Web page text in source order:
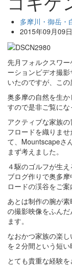
多摩川・御岳・
2015年09月09日
先月フォルクスワ
ーションビデオ撮
いたのですが、この
奥多摩の自然を生
すので是非ご覧にな
アクティブな家族
フロードを織りま
て、Mountscapeさ
まず考えました。
４駆のゴルフが生
ブログ作りで奥多
ロードの渓谷をご案
あとは制作の腕が
の撮影映像をふん
ます。
なおかつ家族の楽
を２分間という短い
とても貴重な経験